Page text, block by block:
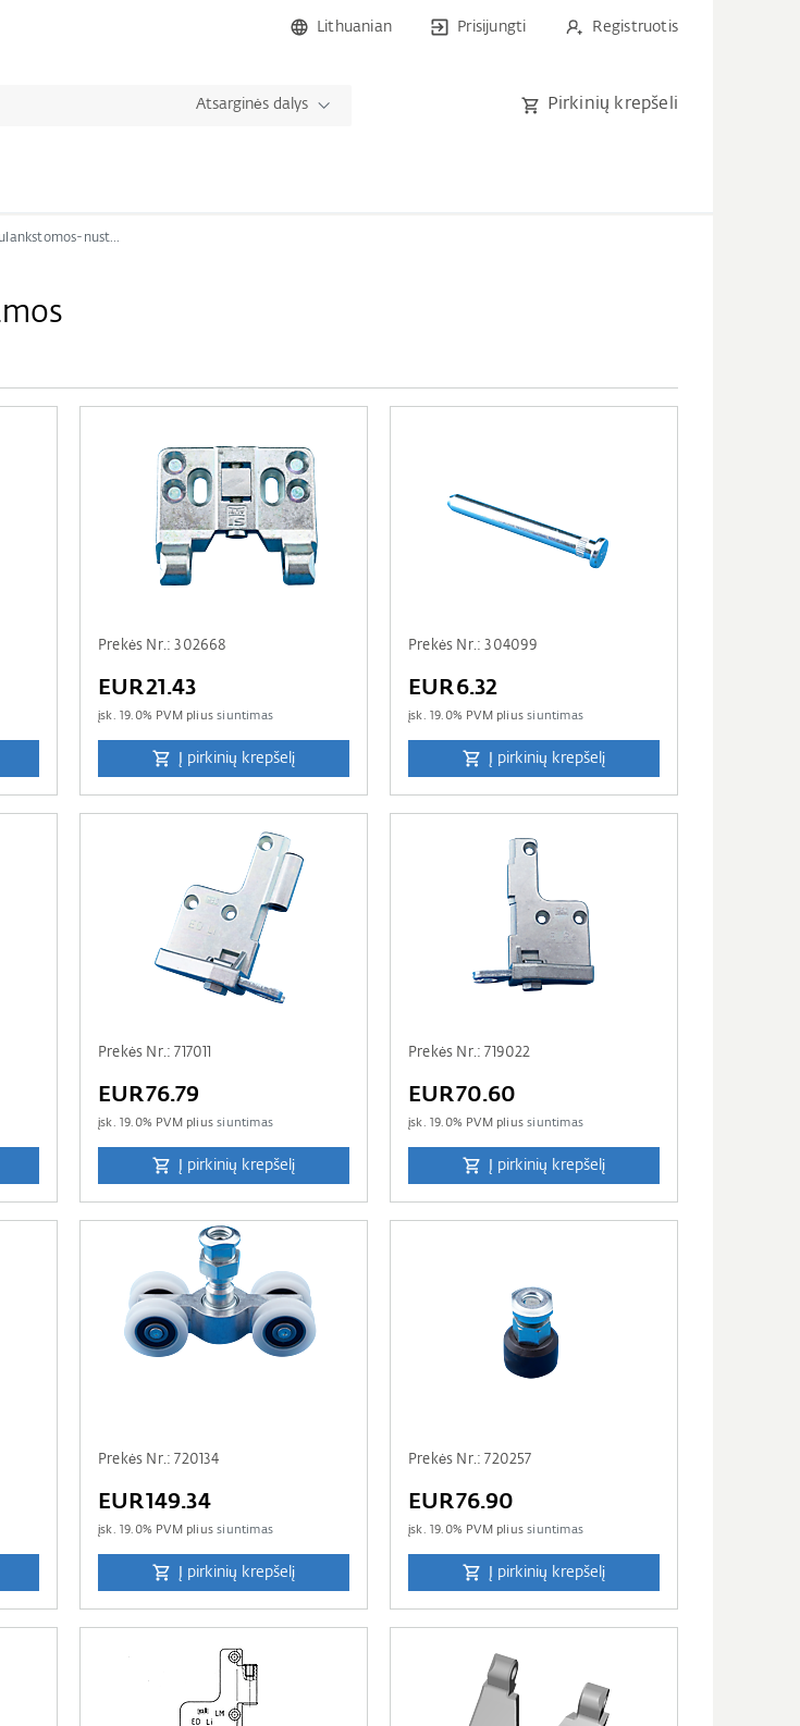
Lithuanian Prisijungti Registruotis
Atsarginės dalys Pirkinių krepšeli
PORTAL FS - sulankstomos-nustumiamos
Prekės Nr.: 302668
EUR21.43
įsk. 19.0% PVM pliussiuntimas
Į pirkinių krepšelį
Prekės Nr.: 304099
EUR6.32
įsk. 19.0% PVM pliussiuntimas
Į pirkinių krepšelį
Prekės Nr.: 717011
EUR76.79
įsk. 19.0% PVM pliussiuntimas
Į pirkinių krepšelį
Prekės Nr.: 719022
EUR70.60
įsk. 19.0% PVM pliussiuntimas
Į pirkinių krepšelį
Prekės Nr.: 720134
EUR149.34
įsk. 19.0% PVM pliussiuntimas
Į pirkinių krepšelį
Prekės Nr.: 720257
EUR76.90
įsk. 19.0% PVM pliussiuntimas
Į pirkinių krepšelį